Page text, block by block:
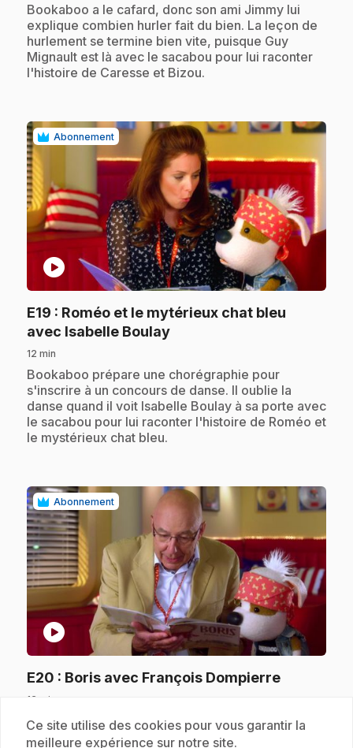
.Bookaboo a le cafard, donc son ami Jimmy lui
explique combien hurler fait du bien. La leçon de
hurlement se termine bien vite, puisque Guy
Mignault est là avec le sacabou pour lui raconter
l'histoire de Caresse et Bizou.
Abonnement
play_circle
E19 : Roméo et le mytérieux chat bleu
avec Isabelle Boulay.
12 min
.Bookaboo prépare une chorégraphie pour
s'inscrire à un concours de danse. Il oublie la
danse quand il voit Isabelle Boulay à sa porte avec
le sacabou pour lui raconter l'histoire de Roméo et
le mystérieux chat bleu.
Abonnement
play_circle
E20 : Boris avec François Dompierre.
12 min
.Bookaboo veut mettre à l'épreuve son adresse en
tentant de jongler avec beaucoup de balles. Il met
Ce site utilise des cookies pour vous garantir la
meilleure expérience sur notre site.